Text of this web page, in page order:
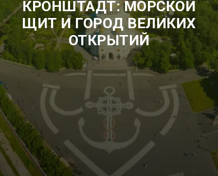
КРОНШТАДТ: МОРСКОЙ
ЩИТ И ГОРОД ВЕЛИКИХ
ОТКРЫТИЙ